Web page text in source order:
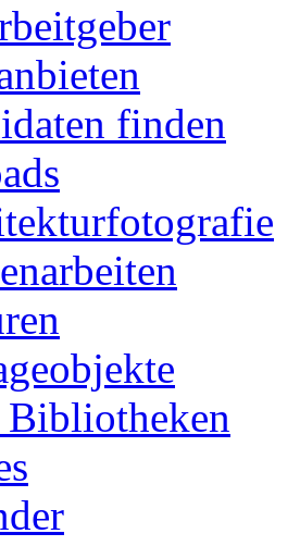
finden